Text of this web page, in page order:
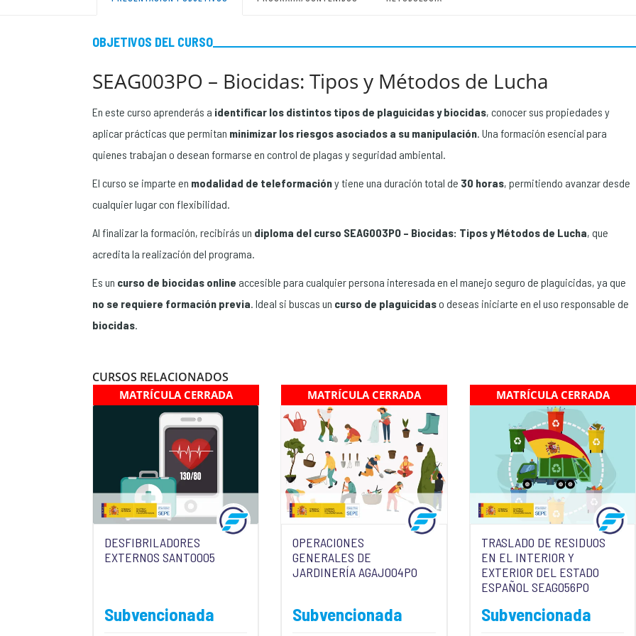
OBJETIVOS DEL CURSO
SEAG003PO – Biocidas: Tipos y Métodos de Lucha
En este curso aprenderás a identificar los distintos tipos de plaguicidas y biocidas, conocer sus propiedades y
aplicar prácticas que permitan minimizar los riesgos asociados a su manipulación. Una formación esencial para
quienes trabajan o desean formarse en control de plagas y seguridad ambiental.
El curso se imparte en modalidad de teleformacióny tiene una duración total de 30 horas, permitiendo avanzar desde
cualquier lugar con flexibilidad.
Al finalizar la formación, recibirás un diploma del curso SEAG003PO – Biocidas: Tipos y Métodos de Lucha, que
acredita la realización del programa.
Es un curso de biocidas online accesible para cualquier persona interesada en el manejo seguro de plaguicidas, ya que
no se requiere formación previa. Ideal si buscas un curso de plaguicidaso deseas iniciarte en el uso responsable de
biocidas.
CURSOS RELACIONADOS
DESFIBRILADORES
EXTERNOS SANT0005
Subvencionada
MATRÍCULA CERRADA
OPERACIONES
GENERALES DE
JARDINERÍA AGAJ004PO
Subvencionada
MATRÍCULA CERRADA
TRASLADO DE RESIDUOS
EN EL INTERIOR Y
EXTERIOR DEL ESTADO
ESPAÑOL SEAG056PO
Subvencionada
MATRÍCULA CERRADA